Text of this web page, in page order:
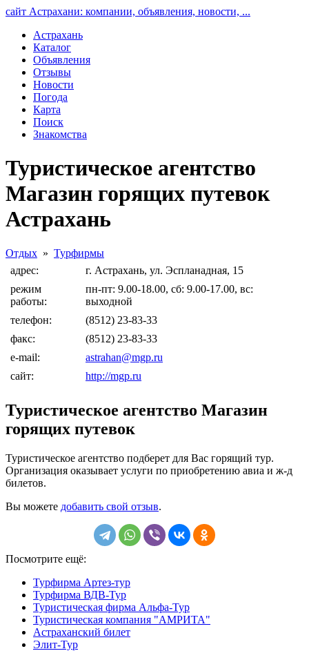
сайт Астрахани: компании, объявления, новости, ...
Астрахань
Каталог
Объявления
Отзывы
Новости
Погода
Карта
Поиск
Знакомства
Туристическое агентство
Магазин горящих путевок
Астрахань
Отдых » Турфирмы
адрес:
г. Астрахань, ул. Эспланадная, 15
режим
работы:
пн-пт: 9.00-18.00, сб: 9.00-17.00, вс:
выходной
телефон:
(8512) 23-83-33
факс:
(8512) 23-83-33
e-mail:
astrahan@mgp.ru
сайт:
http://mgp.ru
Туристическое агентство Магазин
горящих путевок
Туристическое агентство подберет для Вас горящий тур.
Организация оказывает услуги по приобретению авиа и ж-д
билетов.
Вы можете добавить свой отзыв.
Посмотрите ещё:
Турфирма Артез-тур
Турфирма ВДВ-Тур
Туристическая фирма Альфа-Тур
Туристическая компания "АМРИТА"
Астраханский билет
Элит-Тур